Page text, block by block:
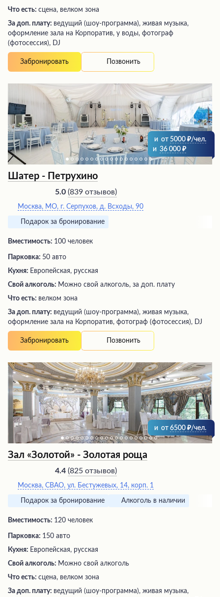
Что есть: сцена, велком зона
За доп. плату: ведущий (шоу-программа), живая музыка,
оформление зала на Корпоратив, у воды, фотограф
(фотосессия), DJ
Забронировать Позвонить
и от 5000
/чел.
и 36 000
Шатер - Петрухино
5.0 (839 отзывов)
Москва, МО, г. Серпухов, д. Всходы, 90
Подарок за бронирование
Вместимость: 100 человек
Парковка: 50 авто
Кухня: Европейская, русская
Свой алкоголь: Можно свой алкоголь, за доп. плату
Что есть: велком зона
За доп. плату: ведущий (шоу-программа), живая музыка,
оформление зала на Корпоратив, фотограф (фотосессия), DJ
Забронировать Позвонить
и от 6500 /чел.
Зал «Золотой» - Золотая роща
4.4 (825 отзывов)
Москва, СВАО, ул. Бестужевых, 14, корп. 1
Подарок за бронирование Алкоголь в наличии
Вместимость: 120 человек
Парковка: 150 авто
Кухня: Европейская, русская
Свой алкоголь: Можно свой алкоголь
Что есть: сцена, велком зона
За доп. плату: ведущий (шоу-программа), живая музыка,